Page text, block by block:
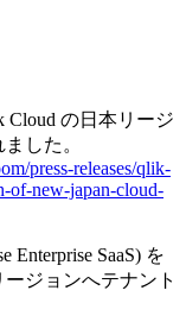
Cloud の日本リージ
した。
press-releases/qlik-
of-new-japan-cloud-
SaaS) を
ジョンへテナント